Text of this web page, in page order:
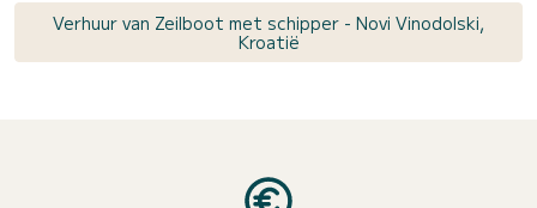
Verhuur van Zeilboot met schipper - Novi Vinodolski,
Kroatië